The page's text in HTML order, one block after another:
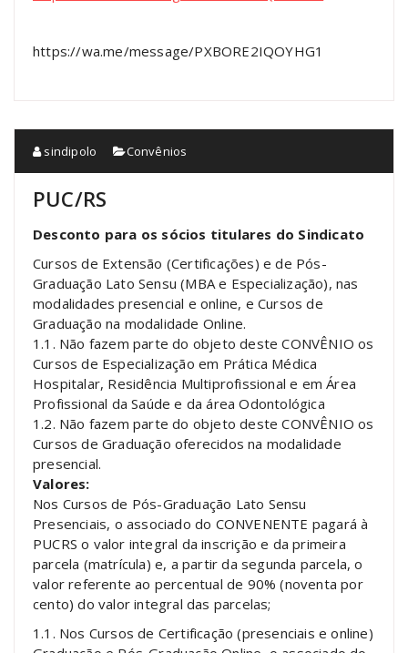
https://wa.me/message/PXBORE2IQOYHG1
sindipolo Convênios
PUC/RS
Desconto para os sócios titulares do Sindicato
Cursos de Extensão (Certificações) e de Pós-
Graduação Lato Sensu (MBA e Especialização), nas
modalidades presencial e online, e Cursos de
Graduação na modalidade Online.
1.1. Não fazem parte do objeto deste CONVÊNIO os
Cursos de Especialização em Prática Médica
Hospitalar, Residência Multiprofissional e em Área
Profissional da Saúde e da área Odontológica
1.2. Não fazem parte do objeto deste CONVÊNIO os
Cursos de Graduação oferecidos na modalidade
presencial.
Valores:
Nos Cursos de Pós-Graduação Lato Sensu
Presenciais, o associado do CONVENENTE pagará à
PUCRS o valor integral da inscrição e da primeira
parcela (matrícula) e, a partir da segunda parcela, o
valor referente ao percentual de 90% (noventa por
cento) do valor integral das parcelas;
1.1. Nos Cursos de Certificação (presenciais e online)